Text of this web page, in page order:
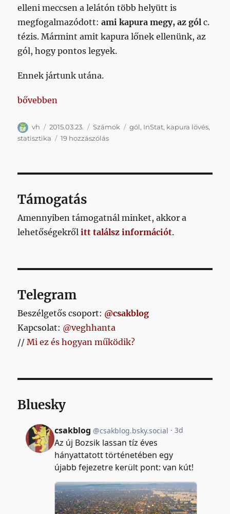
elleni meccsen a lelátón több helyütt is
megfogalmazódott:ami kapura megy, az gól c.
tézis. Mármint amit kapura lőnek ellenünk, az
gól, hogy pontos legyek.
Ennek jártunk utána.
„Itt egy beszédes adat arról, hogy miért állunk
bővebben
Szerző
vh Közzétéve
2015.03.23. Kategória
Számok Címke
gól, InStat, kapura lövés,
statisztika
19 hozzászólásItt
állunk
ilyen
szarul
Támogatás
Amennyiben támogatnál minket, akkor a
lehetőségekrőlitt találsz információt.
Telegram
Beszélgetős csoport: @csakblog
Kapcsolat: @veghhanta
//Mi ez és hogyan működik?
Bluesky